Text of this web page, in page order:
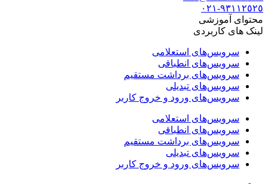
٩٣١١٢٥٢٥-٠٢١
محتوای آموزشی
لینک های کاربردی
سرویس‌های استعلامی
سرویس‌های انطباقی
سرویس‌های برداشت مستقیم
سرویس‌های تبدیلی
سرویس‌های ورود و خروج کاربر
سرویس‌های استعلامی
سرویس‌های انطباقی
سرویس‌های برداشت مستقیم
سرویس‌های تبدیلی
سرویس‌های ورود و خروج کاربر